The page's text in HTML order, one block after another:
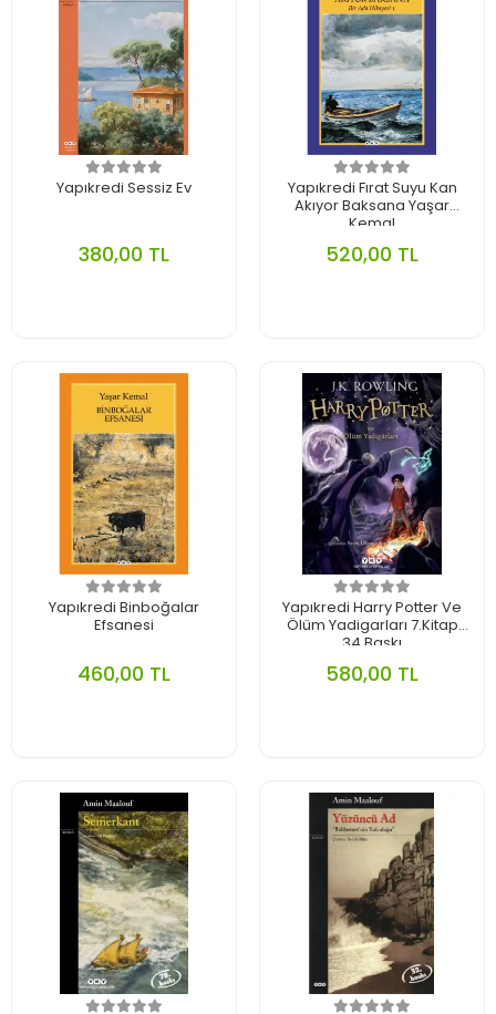
Yapıkredi Sessiz Ev
380,00 TL
Yapıkredi Fırat Suyu Kan
Akıyor Baksana Yaşar
Kemal
520,00 TL
Yapıkredi Binboğalar
Efsanesi
460,00 TL
Yapıkredi Harry Potter Ve
Ölüm Yadigarları 7.Kitap
34.Baskı
580,00 TL